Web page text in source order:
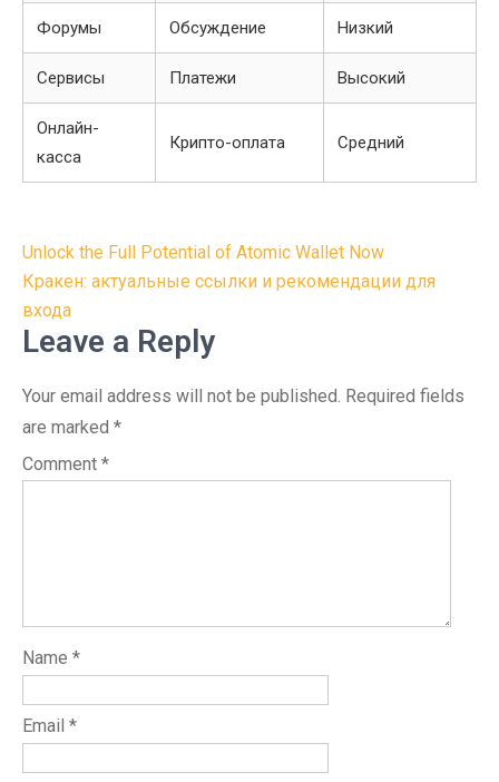
Форумы Обсуждение Низкий
Сервисы Платежи Высокий
Онлайн-
касса
Крипто-оплата Средний
Post
navigation
Unlock the Full Potential of Atomic Wallet Now
Кракен: актуальные ссылки и рекомендации для
входа
Leave a Reply
Your email address will not be published. Required fields
are marked *
Comment *
Name *
Email *